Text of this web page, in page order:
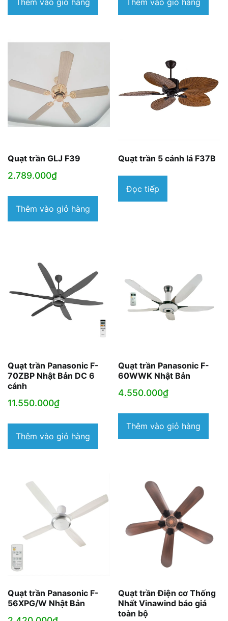
Quạt trần GLJ F39
2.789.000₫
Thêm vào giỏ hàng
Quạt trần 5 cánh lá F37B
Đọc tiếp
Quạt trần Panasonic F-
70ZBP Nhật Bản DC 6
cánh
11.550.000₫
Thêm vào giỏ hàng
Quạt trần Panasonic F-
60WWK Nhật Bản
4.550.000₫
Thêm vào giỏ hàng
Quạt trần Panasonic F-
56XPG/W Nhật Bản
Quạt trần Điện cơ Thống
Nhất Vinawind báo giá
toàn bộ